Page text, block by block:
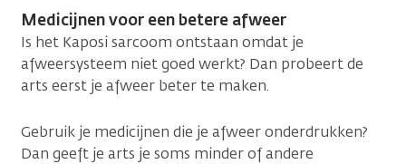
Medicijnen voor een betere afweer
Is het Kaposi sarcoom ontstaan omdat je
afweersysteem niet goed werkt? Dan probeert de
arts eerst je afweer beter te maken.
Gebruik je medicijnen die je afweer onderdrukken?
Dan geeft je arts je soms minder of andere